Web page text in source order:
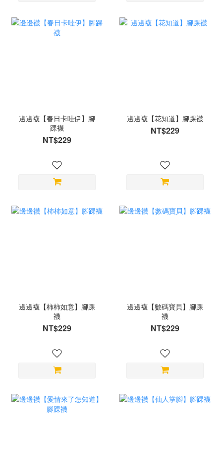
邊邊襪【春日卡哇伊】腳
踝襪
NT$229
邊邊襪【花知道】腳踝襪
NT$229
邊邊襪【柿柿如意】腳踝
襪
NT$229
邊邊襪【數碼寶貝】腳踝
襪
NT$229